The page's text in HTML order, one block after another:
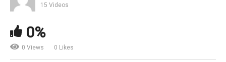
Janet Yellen ha terminato il mandato alla FED, ecco il
15 Videos
0%
0 Views 0 Likes